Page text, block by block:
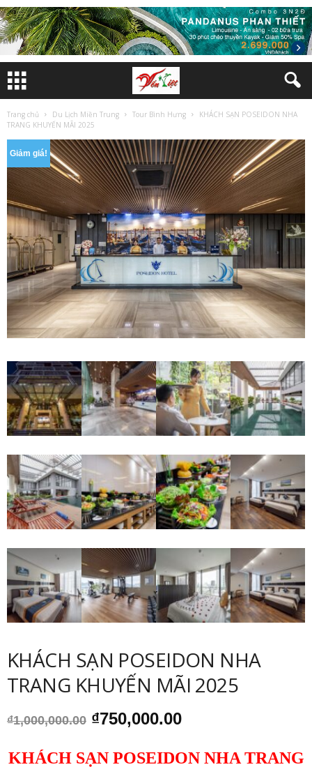
Trang chủ Du Lịch Miền Trung Tour Bình Hưng
KHÁCH SẠN POSEIDON NHA
TRANG KHUYẾN MÃI 2025
Giảm giá!
KHÁCH SẠN POSEIDON NHA
TRANG KHUYẾN MÃI 2025
₫1,000,000.00 Giá
₫1,000,000.00.
₫750,000.00Giá
là:
KHÁCH SẠN POSEIDON NHA TRANG